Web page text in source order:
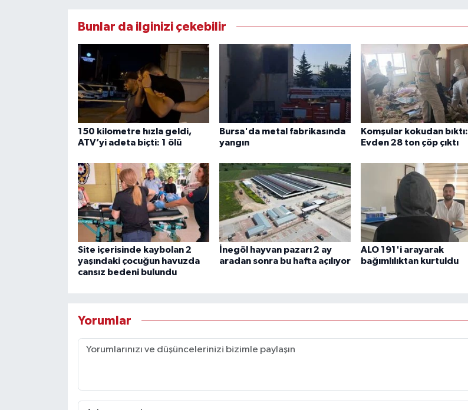
Bunlar da ilginizi çekebilir
150 kilometre hızla geldi,
ATV’yi adeta biçti: 1 ölü
Bursa'da metal fabrikasında
yangın
Komşular kokudan bıktı:
Evden 28 ton çöp çıktı
Site içerisinde kaybolan 2
yaşındaki çocuğun havuzda
cansız bedeni bulundu
İnegöl hayvan pazarı 2 ay
aradan sonra bu hafta açılıyor
ALO 191'i arayarak
bağımlılıktan kurtuldu
Yorumlar